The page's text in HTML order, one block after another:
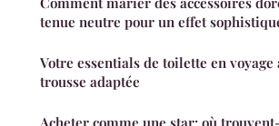
tenue neutre pour un effet
Votre essentials de toilette en voyage
trousse adaptée